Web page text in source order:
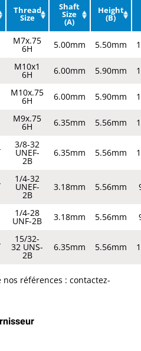
Thread
Size
Shaft
Size
(A)
Height
(B)
M7x.75
6H 5.00mm 5.50mm
M10x1
6H 6.00mm 5.90mm
M10x.75
6H 6.00mm 5.90mm
M9x.75
6H 6.35mm 5.56mm
3/8-32
UNEF-
2B
6.35mm 5.56mm
1/4-32
UNEF-
2B
3.18mm 5.56mm
1/4-28
UNF-2B 3.18mm 5.56mm
15/32-
32 UNS-
2B
6.35mm 5.56mm
références : contactez-